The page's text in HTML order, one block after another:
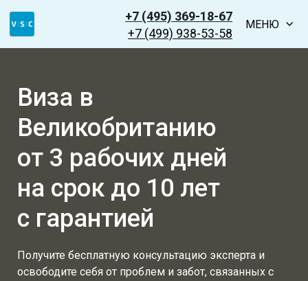
+7 (495) 369-18-67
+7 (499) 938-53-58
МЕНЮ
Виза в
Великобританию
от 3 рабочих дней
на срок до 10 лет
с гарантией
Получите бесплатную консультацию эксперта и
освободите себя от проблем и забот, связанных с